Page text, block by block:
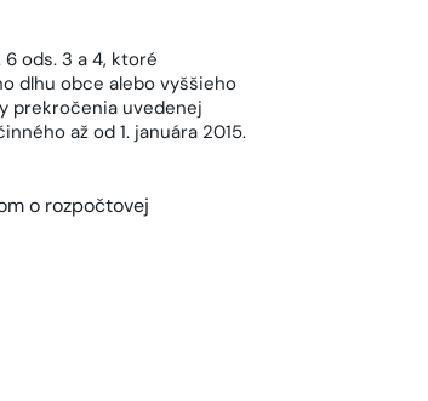
ods. 3 a 4, ktoré
dlhu obce alebo vyššieho
prekročenia uvedenej
až od 1. januára 2015.